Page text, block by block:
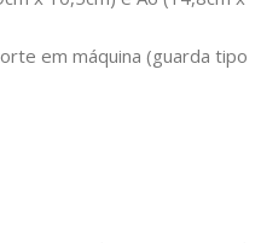
em máquina (guarda tipo